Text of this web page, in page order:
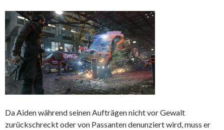
Da Aiden während seinen Aufträgen nicht vor Gewalt
zurückschreckt oder von Passanten denunziert wird, muss er